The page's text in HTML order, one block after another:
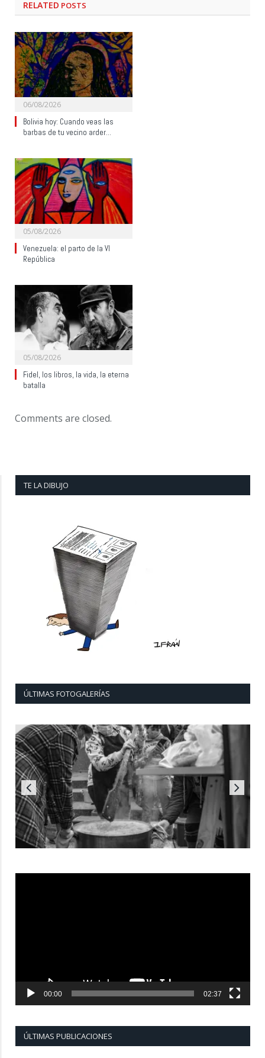
RELATED POSTS
06/08/2026
Bolivia hoy: Cuando veas las
barbas de tu vecino arder…
05/08/2026
Venezuela: el parto de la VI
República
05/08/2026
Fidel, los libros, la vida, la eterna
batalla
Comments are closed.
TE LA DIBUJO
ÚLTIMAS FOTOGALERÍAS
00:00 02:37
ÚLTIMAS PUBLICACIONES